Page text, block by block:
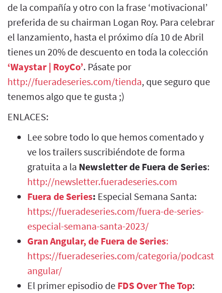
de la compañía y otro con la frase ‘motivacional’
preferida de su chairman Logan Roy. Para celebrar
el lanzamiento, hasta el próximo día 10 de Abril
tienes un 20% de descuento en toda la colección
‘Waystar | RoyCo’. Pásate por
http://fueradeseries.com/tienda, que seguro que
tenemos algo que te gusta ;)
ENLACES:
Lee sobre todo lo que hemos comentado y
ve los trailers suscribiéndote de forma
gratuita a la Newsletter de Fuera de Series:
http://newsletter.fueradeseries.com
Fuera de Series: Especial Semana Santa:
https://fueradeseries.com/fuera-de-series-
especial-semana-santa-2023/
Gran Angular, de Fuera de Series:
https://fueradeseries.com/categoria/
angular/
El primer episodio de FDS Over The Top: